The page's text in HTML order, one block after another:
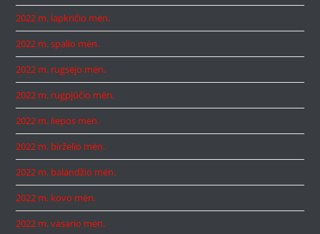
2022 m. lapkričio mėn.
2022 m. spalio mėn.
2022 m. rugsėjo mėn.
2022 m. rugpjūčio mėn.
2022 m. liepos mėn.
2022 m. birželio mėn.
2022 m. balandžio mėn.
2022 m. kovo mėn.
2022 m. vasario mėn.